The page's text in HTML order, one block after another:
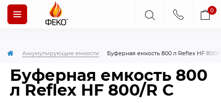
0
Аккумулирующие емкости Буферная емкость 800 л Reflex HF 800/
Буферная емкость 800
л Reflex HF 800/R C